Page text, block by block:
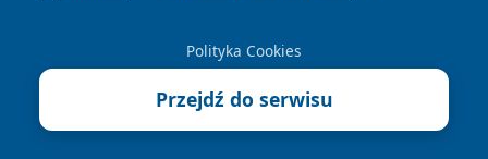
Polityka Cookies
Przejdź do serwisu